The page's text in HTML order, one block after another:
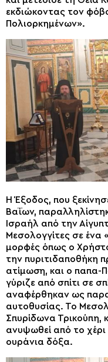
εκδιώκοντας τον
Πολιορκημένων».
Η Έξοδος, που
Βαΐων,
Ισραήλ από την
Μεσολογγίτες σε ένα
μορφές όπως ο
την πυριτιδαποθήκη
ατίμωση, και ο παπα-
γύριζε από σπίτι σε
αναφέρθηκαν ως
αυτοθυσίας. Το
Σπυρίδωνα Τρικούπη,
ανυψωθεί από το χέρι
ουράνια δόξα.